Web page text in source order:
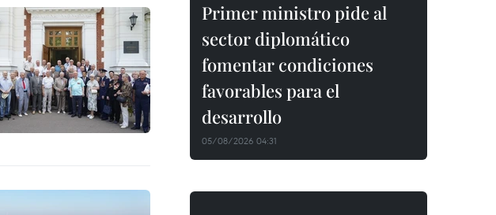
Primer ministro pide al
sector diplomático
fomentar condiciones
favorables para el
desarrollo
05/08/2026 04:31